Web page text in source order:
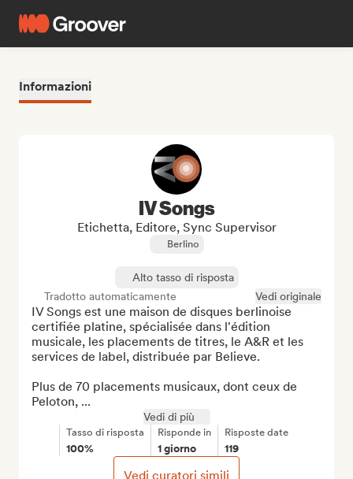
Informazioni
IV Songs
Etichetta, Editore, Sync Supervisor
Berlino
Alto tasso di risposta
Tradotto automaticamente
Vedi originale
IV Songs est une maison de disques berlinoise
certifiée platine, spécialisée dans l'édition
musicale, les placements de titres, le A&R et les
services de label, distribuée par Believe.
Plus de 70 placements musicaux, dont ceux de
Peloton, ...
Vedi di più
Tasso di risposta
100%
Risponde in
1 giorno
Risposte date
119
Vedi curatori simili